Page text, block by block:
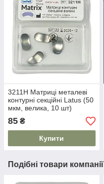
3211H Матриці металеві
контурні секційні Latus (50
мкм, велика, 10 шт)
85 ₴
Купити
Подібні товари компанії